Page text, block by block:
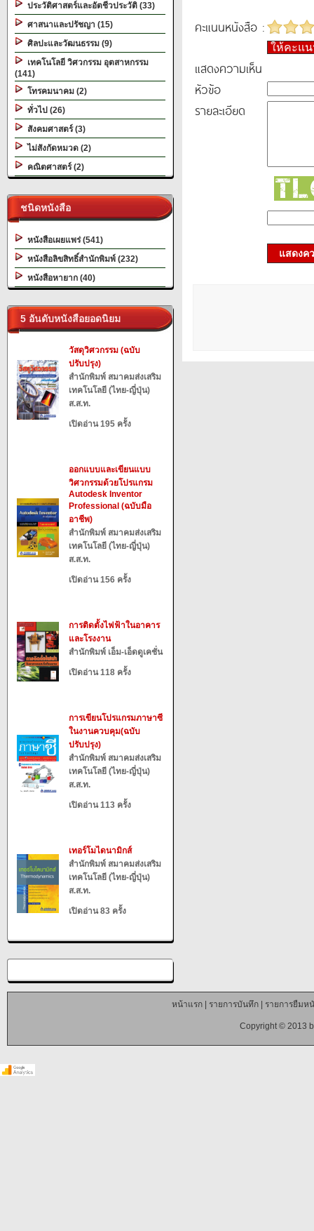
ประวัติศาสตร์และอัตชีวประวัติ (33)
ศาสนาและปรัชญา (15)
ศิลปะและวัฒนธรรม (9)
เทคโนโลยี วิศวกรรม อุตสาหกรรม
(141)
โทรคมนาคม (2)
ทั่วไป (26)
สังคมศาสตร์ (3)
ไม่สังกัดหมวด (2)
คณิตศาสตร์ (2)
ชนิดหนังสือ
หนังสือเผยแพร่ (541)
หนังสือลิขสิทธิ์สำนักพิมพ์ (232)
หนังสือหายาก (40)
5 อันดับหนังสือยอดนิยม
วัสดุวิศวกรรม (ฉบับ
ปรับปรุง)
สำนักพิมพ์ สมาคมส่งเสริม
เทคโนโลยี (ไทย-ญี่ปุ่น)
ส.ส.ท.
เปิดอ่าน 195 ครั้ง
ออกแบบและเขียนแบบ
วิศวกรรมด้วยโปรแกรม
Autodesk Inventor
Professional (ฉบับมือ
อาชีพ)
สำนักพิมพ์ สมาคมส่งเสริม
เทคโนโลยี (ไทย-ญี่ปุ่น)
ส.ส.ท.
เปิดอ่าน 156 ครั้ง
การติดตั้งไฟฟ้าในอาคาร
และโรงงาน
สำนักพิมพ์ เอ็ม-เอ็ดดูเคชั่น
เปิดอ่าน 118 ครั้ง
การเขียนโปรแกรมภาษาซี
ในงานควบคุม(ฉบับ
ปรับปรุง)
สำนักพิมพ์ สมาคมส่งเสริม
เทคโนโลยี (ไทย-ญี่ปุ่น)
ส.ส.ท.
เปิดอ่าน 113 ครั้ง
เทอร์โมไดนามิกส์
สำนักพิมพ์ สมาคมส่งเสริม
เทคโนโลยี (ไทย-ญี่ปุ่น)
ส.ส.ท.
เปิดอ่าน 83 ครั้ง
คะแนนหนังสือ :
ให้คะแ
แสดงความเห็น
หัวข้อ
รายละเอียด
แสดงค
หน้าแรก| รายการบันทึก| รายการยืมห
Copyright © 2013